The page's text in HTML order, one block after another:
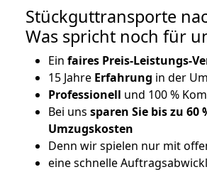
Stückguttransporte
Was spricht noch für
Ein faires Preis-Leistungs-
15 Jahre Erfahrung in der
Professionell und 100 %
Bei uns sparen Sie bis zu 60
Umzugskosten
Denn wir spielen nur mit
eine schnelle